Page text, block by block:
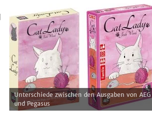
Unter­schie­de zwi­schen den Aus­ga­ben von AEG
und Pegasus